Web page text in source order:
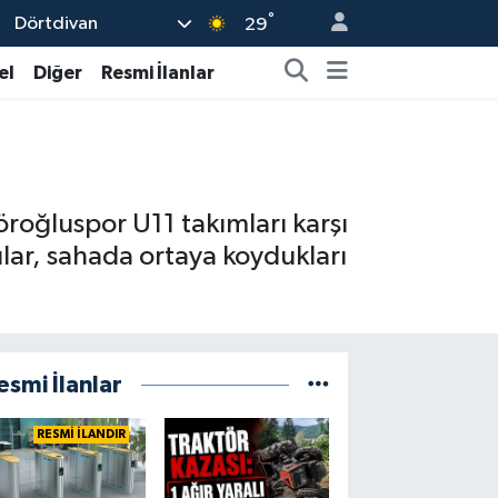
Dörtdivan 29°
Diğer Resmi İlanlar
U11 takımları karşı
sahada ortaya koydukları
İlanlar
RESMİ İLANDIR